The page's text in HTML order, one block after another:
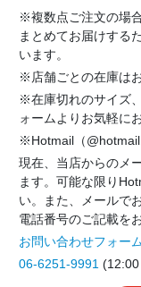
※複数点ご注文の場
まとめてお届けする
います。
※店舗ごとの在庫は
※在庫切れのサイズ
ォームよりお気軽に
※Hotmail（
現在、当店からのメ
ます。可能な限り
い。また、メールで
電話番号のご記載を
お問い合わせフォー
06-6251-9991